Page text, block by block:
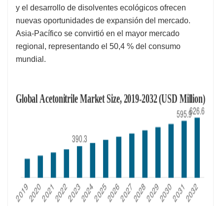
y el desarrollo de disolventes ecológicos ofrecen
nuevas oportunidades de expansión del mercado.
Asia-Pacífico se convirtió en el mayor mercado
regional, representando el 50,4 % del consumo
mundial.